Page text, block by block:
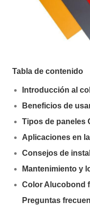
Tabla de contenido
Introducción al
Beneficios de
Tipos de paneles
Aplicaciones en
Consejos de
Mantenimiento y
Color Alucobond
Preguntas